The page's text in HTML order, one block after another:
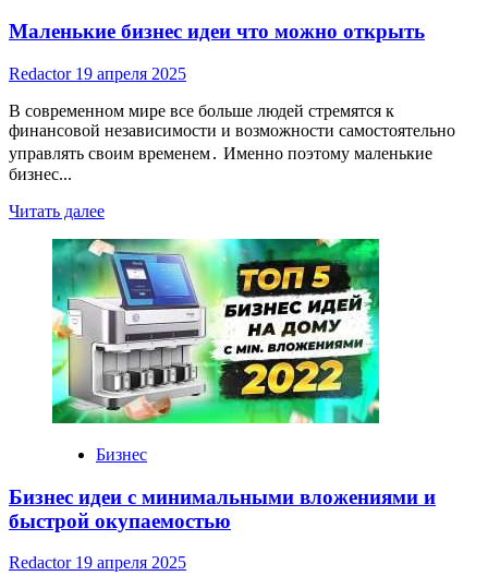
Маленькие бизнес идеи что можно открыть
Redactor 19 апреля 2025
В современном мире все больше людей стремятся к
финансовой независимости и возможности самостоятельно
управлять своим временем․ Именно поэтому маленькие
бизнес...
Читать далееRead
about
Маленькие
бизнес
идеи
что
можно
открыть
Бизнес
Бизнес идеи с минимальными вложениями и
быстрой окупаемостью
Redactor 19 апреля 2025